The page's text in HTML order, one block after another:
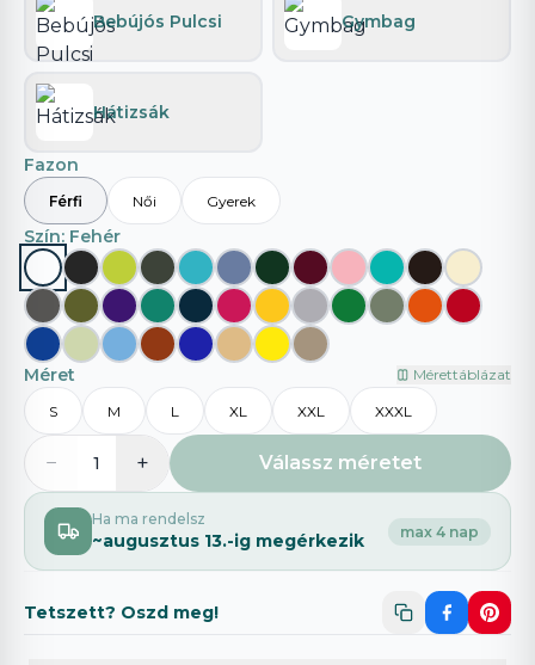
Bebújós Pulcsi Gymbag
Hátizsák
Fazon
Férfi Női Gyerek
Szín: Fehér
Méret Mérettáblázat
S M L XL XXL XXXL
− 1 + Válassz méretet
Ha ma rendelsz
~augusztus 13.-ig megérkezik max 4 nap
Tetszett? Oszd meg!